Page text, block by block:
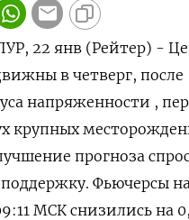
22 янв (Рейтер) -
в четверг, после
напряженности ,
крупных
прогноза
Фьючерсы
МСК снизились на